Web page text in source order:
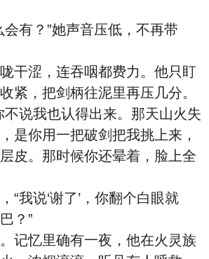
有？”她声音压低，不再带
干涩，连吞咽都费力。他只盯
紧，把剑柄往泥里再压几分。
不说我也认得出来。那天山火失
是你用一把破剑把我挑上来，
皮。那时候你还晕着，脸上全
“我说‘谢了’，你翻个白眼就
？”
记忆里确有一夜，他在火灵族